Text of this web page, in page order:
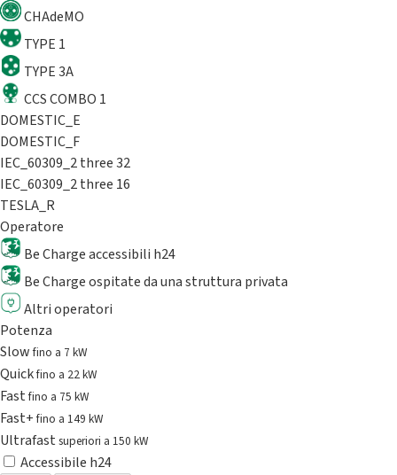
CHAdeMO
TYPE 1
TYPE 3A
CCS COMBO 1
DOMESTIC_E
DOMESTIC_F
IEC_60309_2 three 32
IEC_60309_2 three 16
TESLA_R
Operatore
Be Charge accessibili h24
Be Charge ospitate da una struttura privata
Altri operatori
Potenza
Slowfino a 7 kW
Quickfino a 22 kW
Fastfino a 75 kW
Fast+fino a 149 kW
Ultrafast superiori a 150 kW
Accessibile h24